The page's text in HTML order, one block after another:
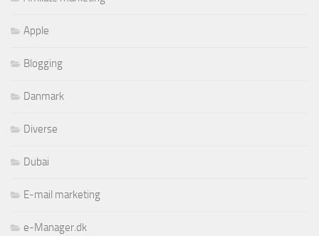
Apple
Blogging
Danmark
Diverse
Dubai
E-mail marketing
e-Manager.dk